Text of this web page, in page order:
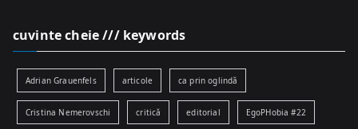
cuvinte cheie /// keywords
Adrian Grauenfels articole ca prin oglindă
Cristina Nemerovschi critică editorial EgoPHobia #22